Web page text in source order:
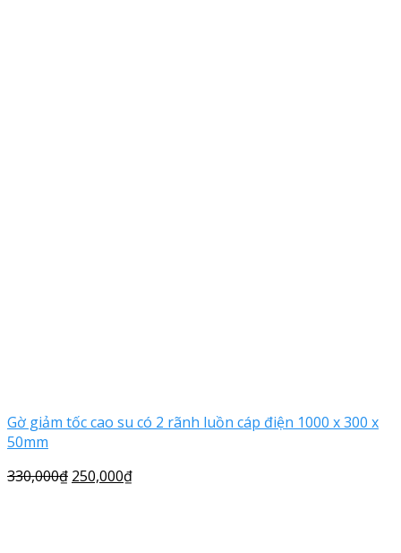
Gờ giảm tốc cao su có 2 rãnh luồn cáp điện 1000 x 300 x
50mm
330,000₫ 250,000₫